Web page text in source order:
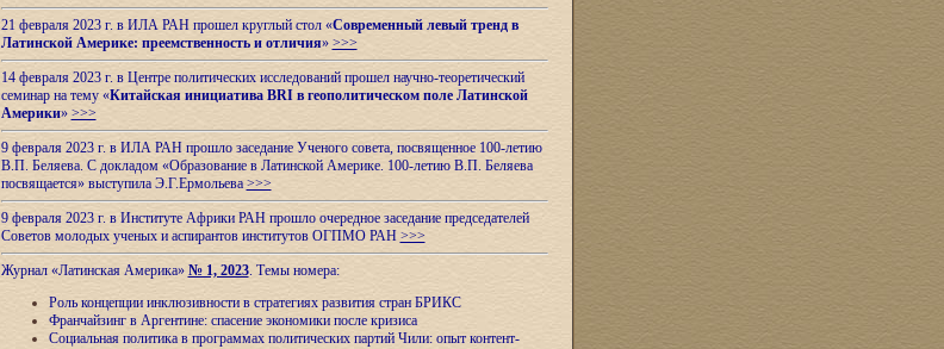
21 февраля 2023 г. в ИЛА РАН прошел круглый стол «Современный левый тренд в
Латинской Америке: преемственность и отличия» >>>
14 февраля 2023 г. в Центре политических исследований прошел научно-теоретический
семинар на тему «Китайская инициатива BRI в геополитическом поле Латинской
Америки» >>>
9 февраля 2023 г. в ИЛА РАН прошло заседание Ученого совета, посвященное 100-летию
В.П. Беляева. С докладом «Образование в Латинской Америке. 100-летию В.П. Беляева
посвящается» выступила Э.Г.Ермольева >>>
9 февраля 2023 г. в Институте Африки РАН прошло очередное заседание председателей
Советов молодых ученых и аспирантов институтов ОГПМО РАН >>>
Журнал «Латинская Америка» № 1, 2023. Темы номера:
Роль концепции инклюзивности в стратегиях развития стран БРИКС
Франчайзинг в Аргентине: спасение экономики после кризиса
Социальная политика в программах политических партий Чили: опыт контент-